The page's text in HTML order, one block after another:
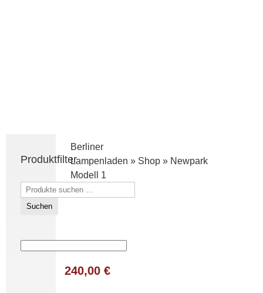
Produktfilter
Suchen
nach:
Suchen
Berliner
Lampenladen » Shop» Newpark
Modell 1
240,00 €